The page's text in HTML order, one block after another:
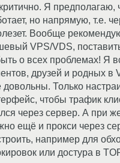
Я предполагаю,
но напрямую, т.е.
Вообще
VPS/VDS,
о всех проблемах! Я
друзей и родных в
довольны. Только
чтобы трафик
через сервер. А при
ещё и прокси через
например для
или достура в